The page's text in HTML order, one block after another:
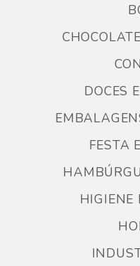
DOCES
FESTA
HIGIENE